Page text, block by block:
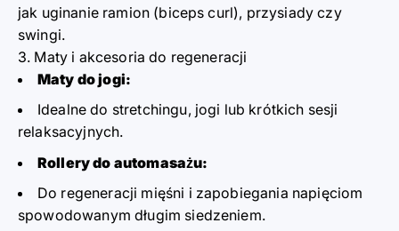
jak uginanie ramion (biceps curl), przysiady czy
swingi.
3. Maty i akcesoria do regeneracji
Maty do jogi:
Idealne do stretchingu, jogi lub krótkich sesji
relaksacyjnych.
Rollery do automasażu:
Do regeneracji mięśni i zapobiegania napięciom
spowodowanym długim siedzeniem.